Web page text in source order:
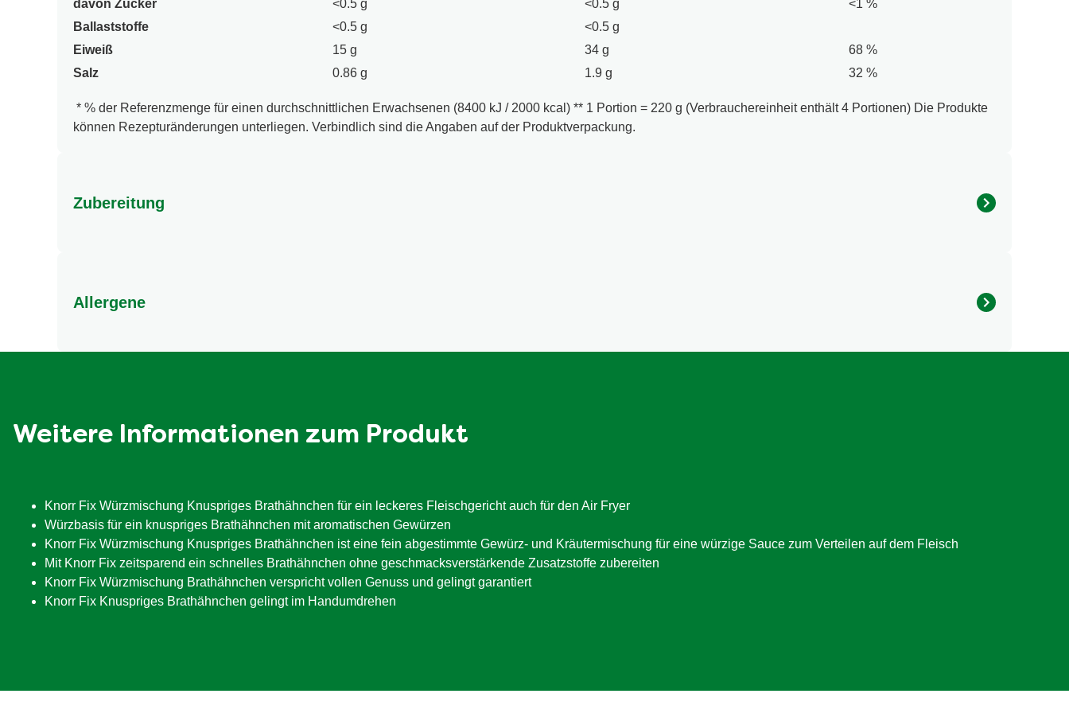
davon Zucker
<0.5 g <0.5 g
<1 %
Ballaststoffe
<0.5 g
<0.5 g
Eiweiß
15 g 34 g
68 %
Salz
0.86 g 1.9 g 32 %
* % der Referenzmenge für einen durchschnittlichen Erwachsenen (8400 kJ / 2000 kcal) ** 1 Portion = 220 g (Verbrauchereinheit enthält 4 Portionen) Die Produkte
können Rezepturänderungen unterliegen. Verbindlich sind die Angaben auf der Produktverpackung.
Zubereitung
dem Fleisch. 3) Brate das Hähnchen im vorgeheizten Backofen bei 200°C (Umluft 175°C) 50-60 Min. knusprig. Dazu schmecken Pommes frites und
Karottenrohkost.
Allergene
Enthält Gluten und Ei. Kann Soja, Milch, Sellerie und Senf enthalten.
Weitere Informationen zum Produkt
Knorr Fix Würzmischung Knuspriges Brathähnchen für ein leckeres Fleischgericht auch für den Air Fryer
Würzbasis für ein knuspriges Brathähnchen mit aromatischen Gewürzen
Knorr Fix Würzmischung Knuspriges Brathähnchen ist eine fein abgestimmte Gewürz- und Kräutermischung für eine würzige Sauce zum Verteilen auf dem Fleisch
Mit Knorr Fix zeitsparend ein schnelles Brathähnchen ohne geschmacksverstärkende Zusatzstoffe zubereiten
Knorr Fix Würzmischung Brathähnchen verspricht vollen Genuss und gelingt garantiert
Knorr Fix Knuspriges Brathähnchen gelingt im Handumdrehen